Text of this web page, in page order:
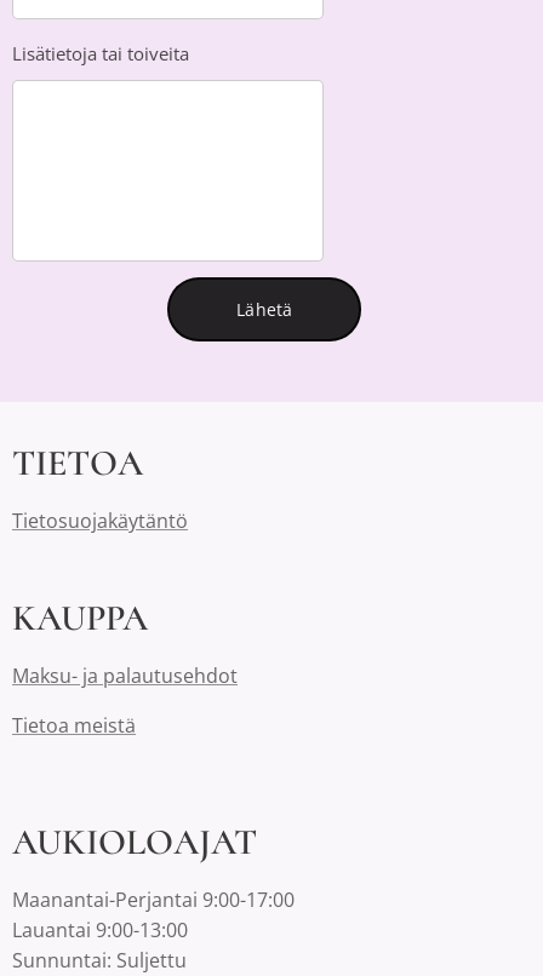
Lisätietoja tai toiveita
Lähetä
TIETOA
Tietosuojakäytäntö
KAUPPA
Maksu- ja palautusehdot
Tietoa meistä
AUKIOLOAJAT
Maanantai-Perjantai 9:00-17:00
Lauantai 9:00-13:00
Sunnuntai: Suljettu